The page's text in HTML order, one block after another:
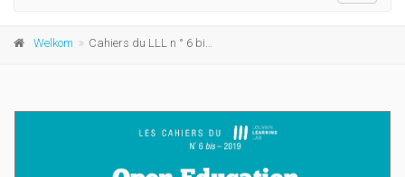
Welkom Cahiers du LLL n ° 6 bis – 2020